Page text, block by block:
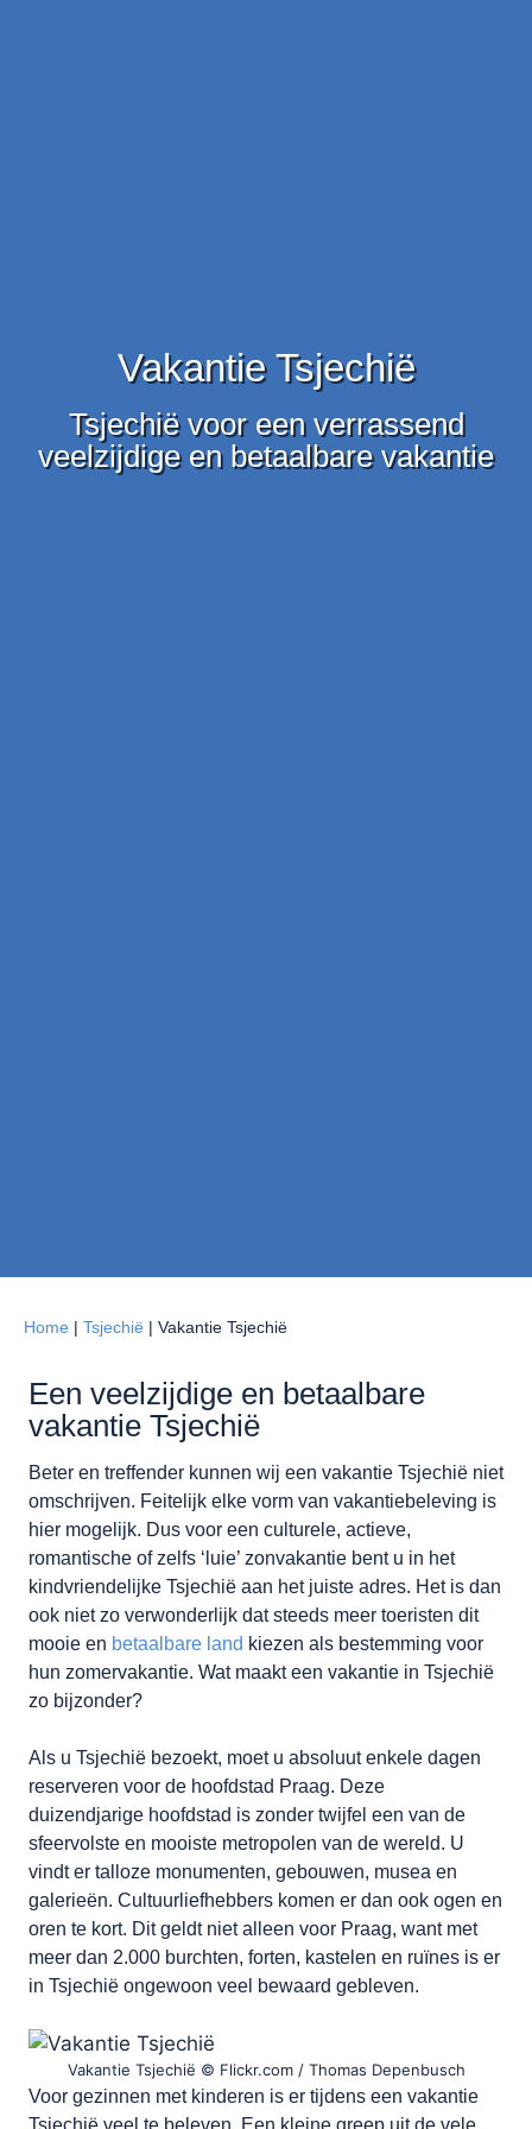
Vakantie Tsjechië
Tsjechië voor een verrassend
veelzijdige en betaalbare vakantie
Home | Tsjechië | Vakantie Tsjechië
Een veelzijdige en betaalbare
vakantie Tsjechië
Beter en treffender kunnen wij een vakantie Tsjechië niet
omschrijven. Feitelijk elke vorm van vakantiebeleving is
hier mogelijk. Dus voor een culturele, actieve,
romantische of zelfs ‘luie’ zonvakantie bent u in het
kindvriendelijke Tsjechië aan het juiste adres. Het is dan
ook niet zo verwonderlijk dat steeds meer toeristen dit
mooie en betaalbare land kiezen als bestemming voor
hun zomervakantie. Wat maakt een vakantie in Tsjechië
zo bijzonder?
Als u Tsjechië bezoekt, moet u absoluut enkele dagen
reserveren voor de hoofdstad Praag. Deze
duizendjarige hoofdstad is zonder twijfel een van de
sfeervolste en mooiste metropolen van de wereld. U
vindt er talloze monumenten, gebouwen, musea en
galerieën. Cultuurliefhebbers komen er dan ook ogen en
oren te kort. Dit geldt niet alleen voor Praag, want met
meer dan 2.000 burchten, forten, kastelen en ruïnes is er
in Tsjechië ongewoon veel bewaard gebleven.
Vakantie Tsjechië © Flickr.com / Thomas Depenbusch
Voor gezinnen met kinderen is er tijdens een vakantie
Tsjechië veel te beleven. Een kleine greep uit de vele